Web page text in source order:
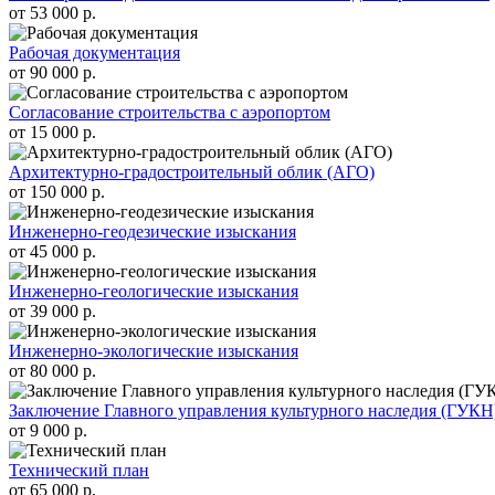
от 53 000 р.
Рабочая документация
от 90 000 р.
Согласование строительства с аэропортом
от 15 000 р.
Архитектурно-градостроительный облик (АГО)
от 150 000 р.
Инженерно-геодезические изыскания
от 45 000 р.
Инженерно-геологические изыскания
от 39 000 р.
Инженерно-экологические изыскания
от 80 000 р.
Заключение Главного управления культурного наследия
от 9 000 р.
Технический план
от 65 000 р.